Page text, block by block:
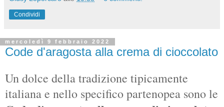
Condividi
mercoledì 9 febbraio 2022
Code d'aragosta alla crema di cioccolato
Un dolce della tradizione tipicamente
italiana e nello specifico partenopea sono le